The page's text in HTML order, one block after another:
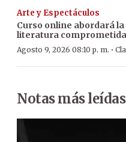
Arte y Espectáculos
Curso online abordará
literatura
Agosto 9, 2026 08:10 p. m. ·
Notas más leídas